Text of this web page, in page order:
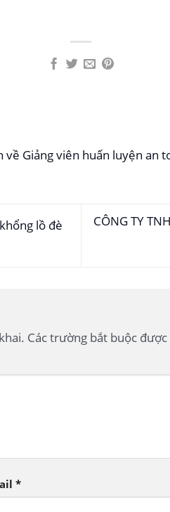
Giảng viên huấn luyện an
lồ đè
CÔNG TY
Các trường bắt buộc
*